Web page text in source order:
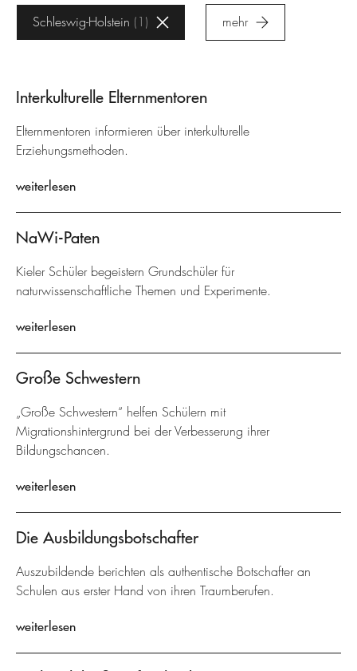
Schleswig-Holstein 1 mehr
Interkulturelle Elternmentoren
Elternmentoren informieren über interkulturelle
Erziehungsmethoden.
weiterlesen
NaWi-Paten
Kieler Schüler begeistern Grundschüler für
naturwissenschaftliche Themen und Experimente.
weiterlesen
Große Schwestern
„Große Schwestern“ helfen Schülern mit
Migrationshintergrund bei der Verbesserung ihrer
Bildungschancen.
weiterlesen
Die Ausbildungsbotschafter
Auszubildende berichten als authentische Botschafter an
Schulen aus erster Hand von ihren Traumberufen.
weiterlesen